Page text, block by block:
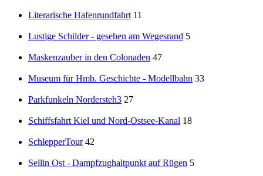
Literarische Hafenrundfahrt 11
Lustige Schilder - gesehen am Wegesrand 5
Maskenzauber in den Colonaden 47
Museum für Hmb. Geschichte - Modellbahn 33
Parkfunkeln Nordersteh3 27
Schiffsfahrt Kiel und Nord-Ostsee-Kanal 18
SchlepperTour 42
Sellin Ost - Dampfzughaltpunkt auf Rügen 5